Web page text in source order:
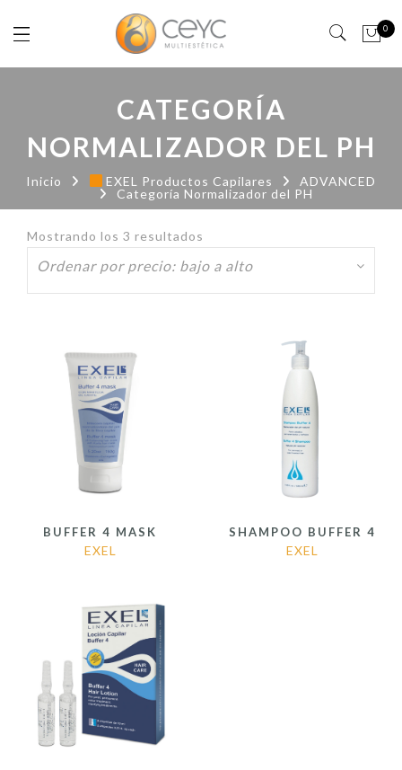
0
CATEGORÍA
NORMALIZADOR DEL PH
Inicio EXEL Productos Capilares
ADVANCED
Categoría Normalizador del PH
Mostrando los 3 resultados
Ordenado
por
precio:
BUFFER 4 MASK
EXEL
SHAMPOO BUFFER 4
EXEL